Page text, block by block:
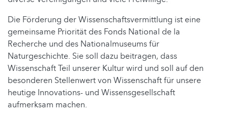
Die Förderung der Wissenschaftsvermittlung ist eine
gemeinsame Priorität des Fonds National de la
Recherche und des Nationalmuseums für
Naturgeschichte. Sie soll dazu beitragen, dass
Wissenschaft Teil unserer Kultur wird und soll auf den
besonderen Stellenwert von Wissenschaft für unsere
heutige Innovations- und Wissensgesellschaft
aufmerksam machen.